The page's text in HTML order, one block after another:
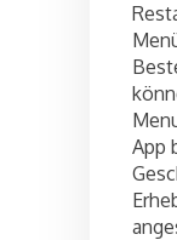
App